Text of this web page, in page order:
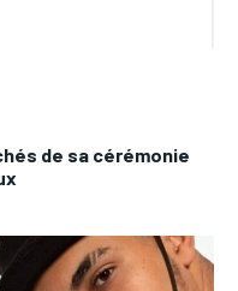
de sa cérémonie